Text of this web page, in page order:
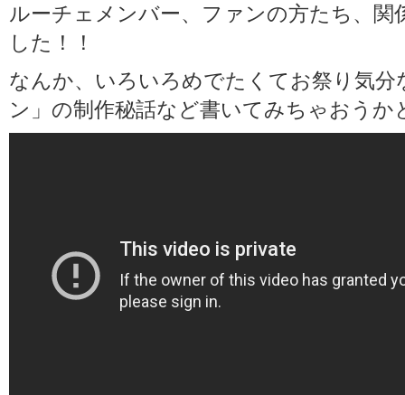
ルーチェメンバー、ファンの方たち、
した！！
なんか、いろいろめでたくてお祭り気
ン」の制作秘話など書いてみちゃおうか